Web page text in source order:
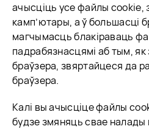
ачысціць усе файлы
камп’ютары, а ў большасці
магчымасць блакіраваць
падрабязнасцямі аб тым,
браўзера, звяртайцеся да
браўзера.
Калі вы ачысціце файлы
будзе змяняць свае налады